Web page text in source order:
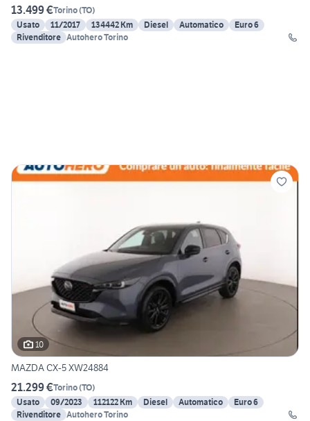
13.499 €Torino(TO)
Usato
11/2017 134442 Km Diesel Automatico
Euro 6
Rivenditore Autohero Torino
10
MAZDA CX-5 XW24884
21.299 €Torino(TO)
Usato
09/2023 112122 Km Diesel Automatico
Euro 6
Rivenditore Autohero Torino